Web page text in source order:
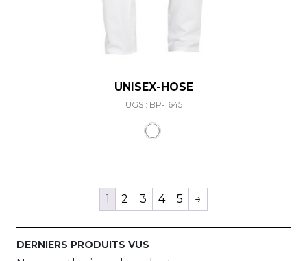
UNISEX-HOSE
UGS : BP-1645
1 2 3 4 5 →
DERNIERS PRODUITS VUS